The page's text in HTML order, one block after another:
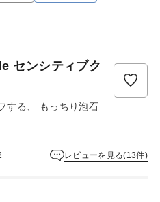
センシティブク
する、 もっちり泡石
レビューを見る(13件)